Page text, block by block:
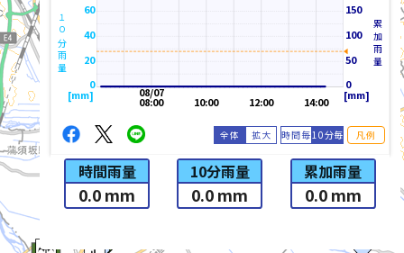
0
20
40
60
[mm]
１０分雨量
14:00
12:00
10:00
08/07
08:00
0
50
100
150
[mm]
累加雨量
全体 拡大 時間毎10分毎 凡例
時間雨量
0.0 mm
10分雨量
0.0 mm
累加雨量
0.0 mm